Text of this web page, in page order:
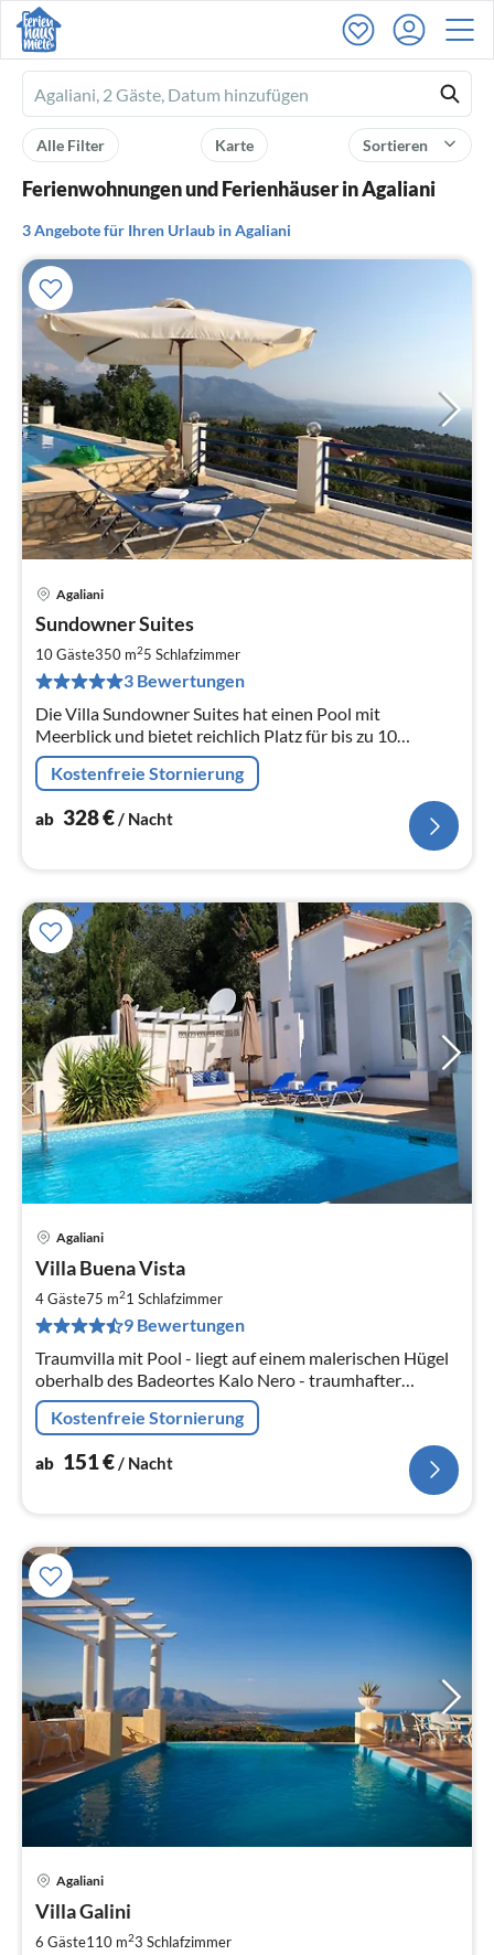
Ferienhausmiete
logo
Sortieren
Karte
Alle Filter
Ferienwohnungen und Ferienhäuser in Agaliani
3 Angebote für Ihren Urlaub in Agaliani
Agaliani
Sundowner Suites
10 Gäste350 m25 Schlafzimmer
3 Bewertungen
Die Villa Sundowner Suites hat einen Pool mit
Meerblick und bietet reichlich Platz für bis zu 10
Personen.
Kostenfreie Stornierung
ab 328€/ Nacht
Agaliani
Villa Buena Vista
4 Gäste75 m21 Schlafzimmer
9 Bewertungen
Traumvilla mit Pool - liegt auf einem malerischen Hügel
oberhalb des Badeortes Kalo Nero - traumhafter
Meerblick!
Kostenfreie Stornierung
ab 151€/ Nacht
Agaliani
Villa Galini
6 Gäste110 m23 Schlafzimmer